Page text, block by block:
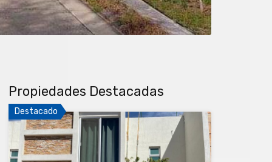
Propiedades Destacadas
Destacado